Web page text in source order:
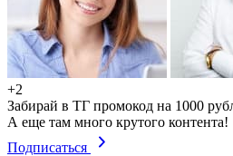
+2
Забирай в ТГ промокод на 1000
А еще там много крутого контента!
Подписаться